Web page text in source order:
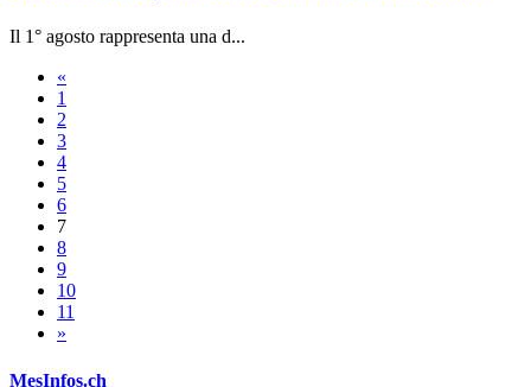
Il 1° agosto rappresenta una d...
«
1
2
3
4
5
6
7
8
9
10
11
»
MesInfos.ch